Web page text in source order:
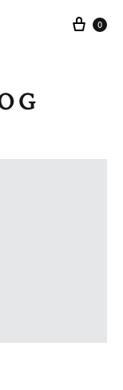
Sepet
0